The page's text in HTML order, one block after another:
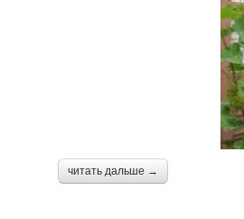
читать дальше →